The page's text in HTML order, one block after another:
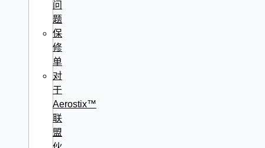
问
题
保
修
单
对
于
Aerostix™
联
盟